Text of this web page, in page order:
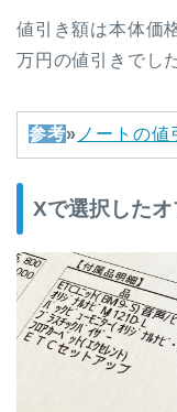
値引き額は本体価
万円の値引きでし
参考» ノートの値
Xで選択した